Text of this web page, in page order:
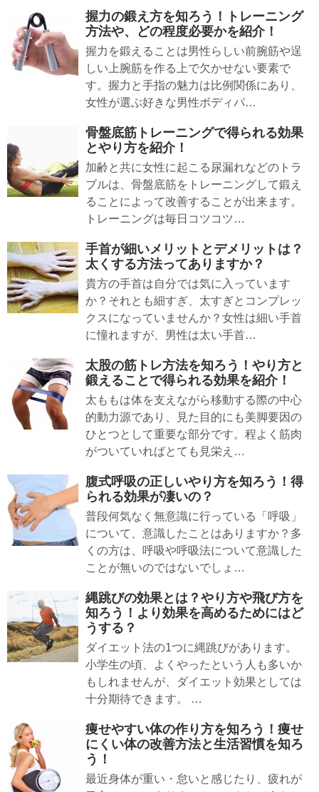
握力の鍛え方を知ろう！トレーニング
方法や、どの程度必要かを紹介！
握力を鍛えることは男性らしい前腕筋や逞
しい上腕筋を作る上で欠かせない要素で
す。握力と手指の魅力は比例関係にあり、
女性が選ぶ好きな男性ボディパ…
骨盤底筋トレーニングで得られる効果
とやり方を紹介！
加齢と共に女性に起こる尿漏れなどのトラ
ブルは、骨盤底筋をトレーニングして鍛え
ることによって改善することが出来ます。
トレーニングは毎日コツコツ…
手首が細いメリットとデメリットは？
太くする方法ってありますか？
貴方の手首は自分では気に入っています
か？それとも細すぎ、太すぎとコンプレッ
クスになっていませんか？女性は細い手首
に憧れますが、男性は太い手首…
太股の筋トレ方法を知ろう！やり方と
鍛えることで得られる効果を紹介！
太ももは体を支えながら移動する際の中心
的動力源であり、見た目的にも美脚要因の
ひとつとして重要な部分です。程よく筋肉
がついていればとても見栄え…
腹式呼吸の正しいやり方を知ろう！得
られる効果が凄いの？
普段何気なく無意識に行っている「呼吸」
について、意識したことはありますか？多
くの方は、呼吸や呼吸法について意識した
ことが無いのではないでしょ…
縄跳びの効果とは？やり方や飛び方を
知ろう！より効果を高めるためにはど
うする？
ダイエット法の1つに縄跳びがあります。
小学生の頃、よくやったという人も多いか
もしれませんが、ダイエット効果としては
十分期待できます。 …
痩せやすい体の作り方を知ろう！痩せ
にくい体の改善方法と生活習慣を知ろ
う！
最近身体が重い・怠いと感じたり、疲れが